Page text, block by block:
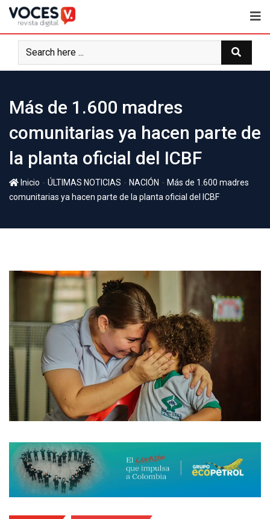
Más de 1.600 madres
comunitarias ya hacen parte de
la planta oficial del ICBF
Inicio - ÚLTIMAS NOTICIAS - NACIÓN - Más de 1.600 madres
comunitarias ya hacen parte de la planta oficial del ICBF